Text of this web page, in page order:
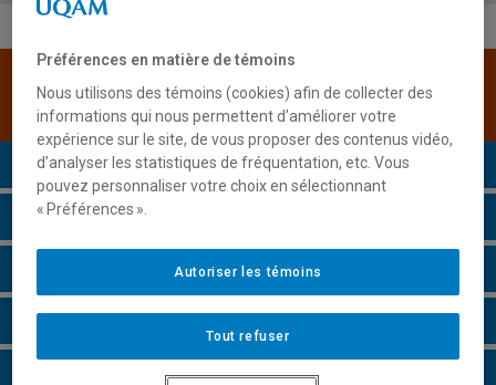
Une version plus récente de ce programme est
disponible.
Cliquez ici pour la consulter
Présentation du programme
Conditions d'admission
Cours à suivre et horaires
Grille de cheminement
Préférences en matière de témoins
Nous utilisons des témoins (cookies) afin de collecter des
informations qui nous permettent d’améliorer votre
expérience sur le site, de vous proposer des contenus vidéo,
d’analyser les statistiques de fréquentation, etc. Vous
pouvez personnaliser votre choix en sélectionnant
« Préférences ».
Tout refuser
Autoriser les témoins